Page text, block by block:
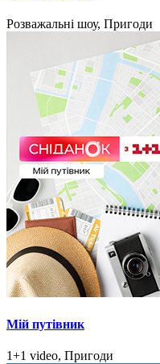
Розважальні шоу, Пригоди
Мій путівник
1+1 video, Пригоди